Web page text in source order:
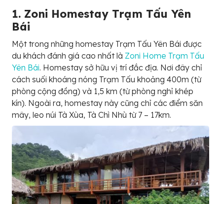
1. Zoni Homestay Trạm Tấu Yên
Bái
Một trong những homestay Trạm Tấu Yên Bái được
du khách đánh giá cao nhất là Zoni Home Trạm Tấu
Yên Bái. Homestay sở hữu vị trí đắc địa. Nơi đây chỉ
cách suối khoáng nóng Trạm Tấu khoảng 400m (từ
phòng cộng đồng) và 1,5 km (từ phòng nghỉ khép
kín). Ngoài ra, homestay này cũng chỉ các điểm săn
mây, leo núi Tà Xùa, Tà Chì Nhù từ 7 – 17km.